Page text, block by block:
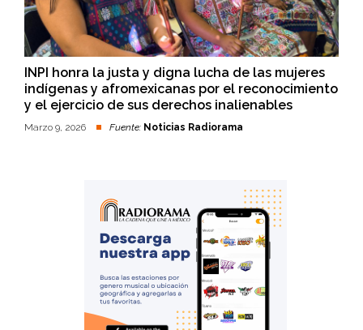
INPI honra la justa y digna lucha de las mujeres
indígenas y afromexicanas por el reconocimiento
y el ejercicio de sus derechos inalienables
Marzo 9, 2026 Fuente: Noticias Radiorama